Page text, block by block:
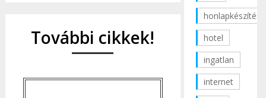
További cikkek!
honlapkészítés
hotel
ingatlan
internet